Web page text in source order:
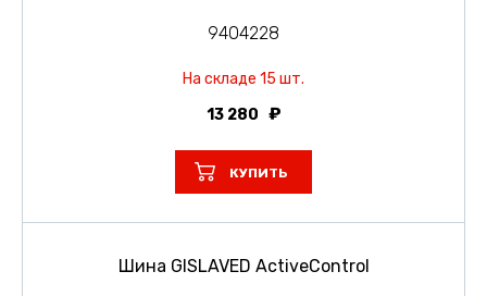
9404228
На складе 15 шт.
13 280
КУПИТЬ
Шина GISLAVED ActiveControl